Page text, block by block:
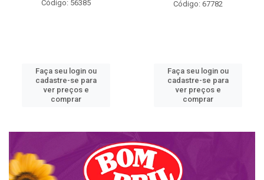
Código: 56385
Faça seu login ou
cadastre-se para
ver preços e
comprar
Código: 67782
Faça seu login ou
cadastre-se para
ver preços e
comprar